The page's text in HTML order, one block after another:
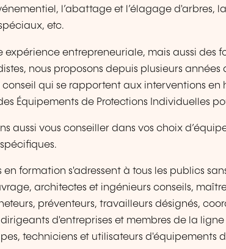
l’abattage et l’élagage d'arbres,
etc.
expérience entrepreneuriale, mais aussi des
nous proposons depuis plusieurs
conseil qui se rapportent aux interventions
Équipements de Protections Individuelles
aussi vous conseiller dans vos choix
en formation s'adressent à tous les publics
architectes et ingénieurs conseils,
préventeurs, travailleurs désignés,
d'entreprises et membres de la
techniciens et utilisateurs d'équipements